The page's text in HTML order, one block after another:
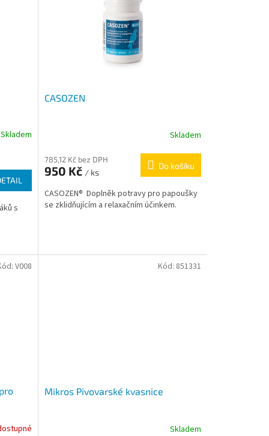
Skladem
s
CASOZEN
Skladem
785,12 Kč bez DPH
950 Kč / ks
Do košíku
CASOZEN® Doplněk potravy pro papoušky
se zklidňujícím a relaxačním účinkem.
V008
Mikros Pivovarské kvasnice
Skladem
Kód: 851331